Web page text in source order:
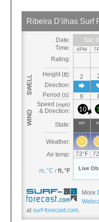
More
atsurf-forecast.com.